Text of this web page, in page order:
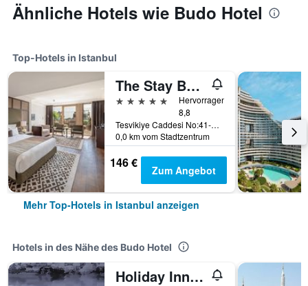
Ähnliche Hotels wie Budo Hotel
Top-Hotels in Istanbul
The Stay Boulevard Nisantasi
5 Sterne
Hervorragend
8,8
Tesvikiye Caddesi No:41-41A Nisantasi, Istanbul, Türkei
0,0 km vom Stadtzentrum
146 € Zum Angebot
Mehr Top-Hotels in Istanbul anzeigen
Hotels in des Nähe des Budo Hotel
Holiday Inn Istanbul - Old City By IHG